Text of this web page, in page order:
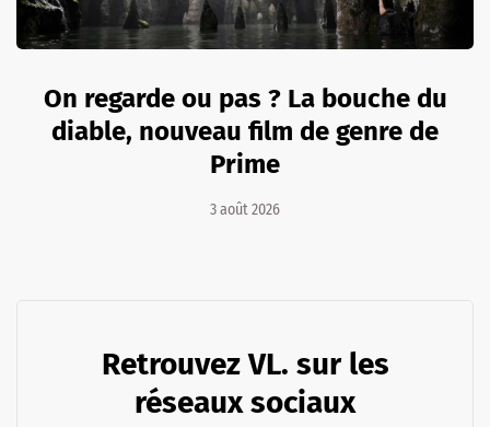
On regarde ou pas ? La bouche du
diable, nouveau film de genre de
Prime
3 août 2026
Retrouvez VL. sur les
réseaux sociaux